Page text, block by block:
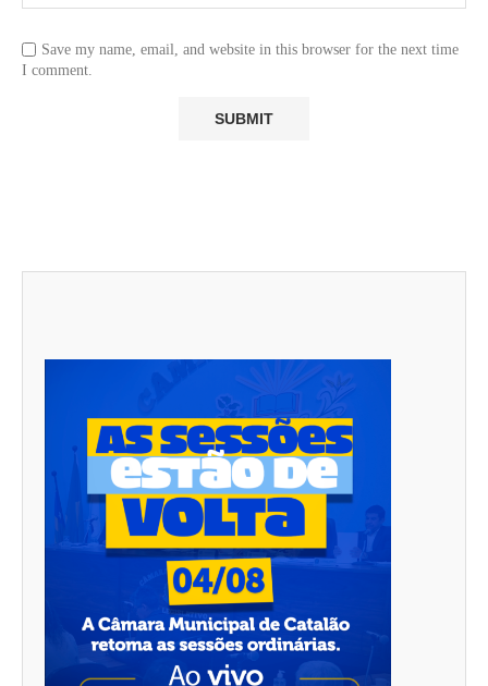
Save my name, email, and website in this browser for the next time
I comment.